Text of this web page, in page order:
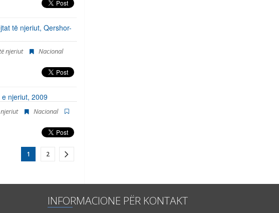
të njeriut, Qershor-
njeriut
Nacional
njeriut, 2009
Nacional
1 2
INFORMACIONE PËR KONTAKT